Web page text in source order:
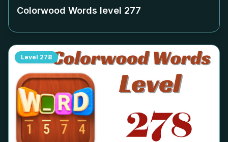
Colorwood Words level 277
Level 278